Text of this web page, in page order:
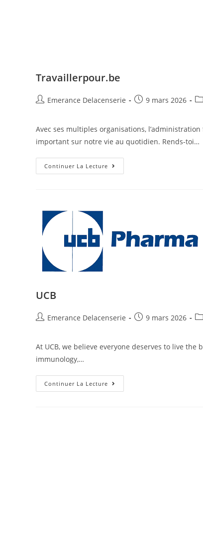
Travaillerpour.be
Emerance Delacenserie 9 mars 2026
Avec ses multiples organisations,
important sur notre vie au quotidien. Rends-toi…
Continuer La Lecture
UCB
Emerance Delacenserie 9 mars 2026
At UCB, we believe everyone deserves to live
immunology,…
Continuer La Lecture